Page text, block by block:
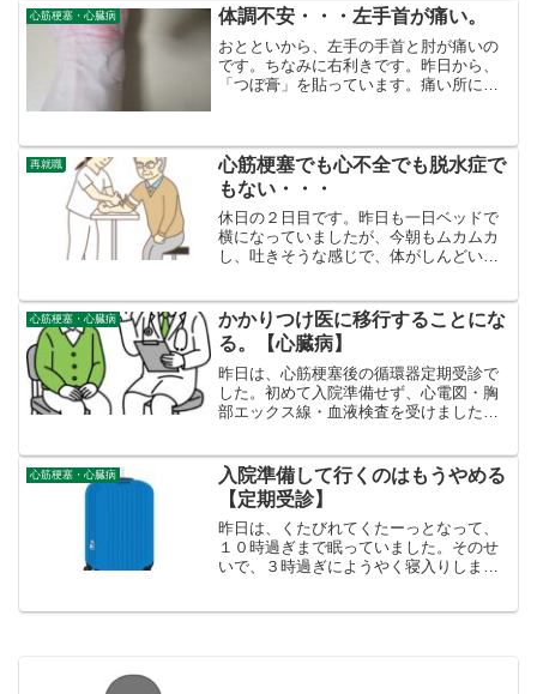
行きました。総合病院と違って予約もい
らないし、自分で薬が...
心筋梗塞・心臓病 体調不安・・・左手首が痛い。
おとといから、左手の手首と肘が痛いの
です。ちなみに右利きです。昨日から、
「つぼ膏」を貼っています。痛い所に貼
156枚心筋梗塞にな...
再就職
心筋梗塞でも心不全でも脱水症で
もない・・・
休日の２日目です。昨日も一日ベッドで
横になっていましたが、今朝もムカムカ
し、吐きそうな感じで、体がしんどいで
ぐ結果がわからないし、こうなりゃ心筋
梗塞でお世話になった総合...
心筋梗塞・心臓病
かかりつけ医に移行することにな
る。【心臓病】
昨日は、心筋梗塞後の循環器定期受診で
した。初めて入院準備せず、心電図・胸
部エックス線・血液検査を受けました。
常に悪かった以外）、「前に開業医で今
後診察の話が出ていました...
心筋梗塞・心臓病
入院準備して行くのはもうやめる
【定期受診】
昨日は、くたびれてくたーっとなって、
１０時過ぎまで眠っていました。そのせ
いで、３時過ぎにようやく寝入りしまし